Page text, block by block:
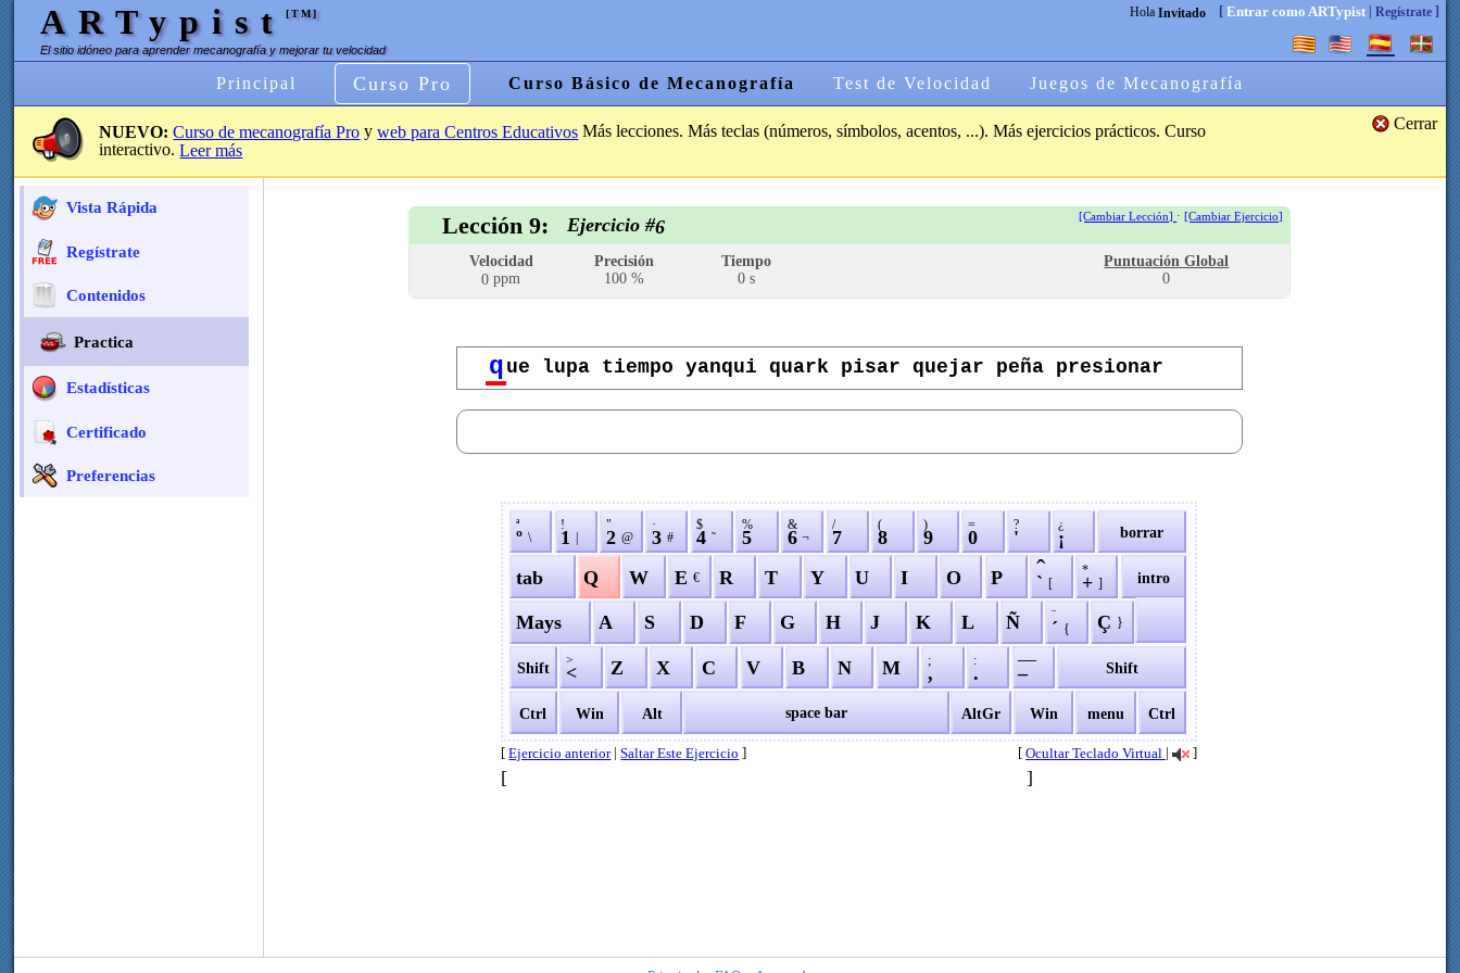
ARTypist[TM]
El sitio idóneo para aprender mecanografía y mejorar tu velocidad
Hola Invitado [ Entrar como ARTypist| Regístrate]
Principal Curso Pro Curso Básico de Mecanografía Test de Velocidad Juegos de Mecanografía
Cerrar
NUEVO: Curso de mecanografía Pro yweb para Centros Educativos Más lecciones. Más teclas (números, símbolos, acentos, ...). Más ejercicios prácticos. Curso
interactivo.Leer más
Vista Rápida
Regístrate
Contenidos
Practica
Estadísticas
Certificado
Preferencias
Lección 9: Ejercicio #6 [Cambiar Lección] ·[Cambiar Ejercicio]
Velocidad
0 ppm
Precisión
100 %
Tiempo
0 s
Puntuación Global
0
q ue lupa tiempo yanqui quark pisar quejar peña presionar
ª
º \
!
1
"
2 @
·
3 #
$
4 ˜
%
5
&
6 ¬
/
7
(
8
)
9
=
0
?
'
¿
¡ borrar
tab Q W E € R T Y U I O P ˆ
` [
*
+ ] intro
Mays A S D F G H J K L Ñ ¨
´ { Ç }
Shift >
< Z X C V B N M ;
,
:
.
—
– Shift
Ctrl Win Alt space bar AltGr Win menu Ctrl
[Ejercicio anterior|Saltar Este Ejercicio ] [Ocultar Teclado Virtual | ]
[ ]